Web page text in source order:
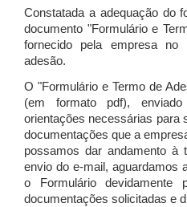
Constatada a adequação do
documento "Formulário e
fornecido pela empresa no
adesão.
O "Formulário e Termo de
(em formato pdf),
orientações necessárias para
documentações que a
possamos dar andamento à
envio do e-mail, aguardamos
o Formulário devidamente
documentações solicitadas e